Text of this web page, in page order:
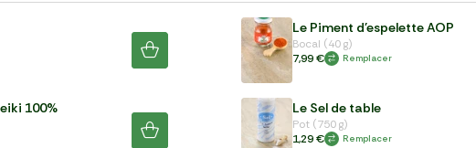
Le Piment d'espelette AOP
Bocal (40 g)
7,99 €
Remplacer
100% Le Sel de table
Pot (750 g)
1,29 €
Remplacer